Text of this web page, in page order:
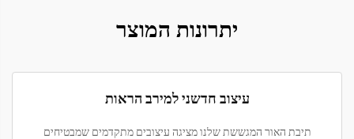
יתרונות המוצר
עיצוב חדשני למירב הראות
תיבת האור המגששת שלנו מציגה עיצובים מתקדמים שמבטיחים